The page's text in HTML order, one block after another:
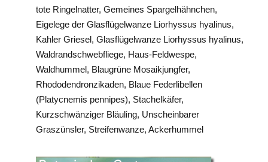
tote Ringelnatter, Gemeines Spargelhähnchen,
Eigelege der Glasflügelwanze Liorhyssus hyalinus,
Kahler Griesel, Glasflügelwanze Liorhyssus hyalinus,
Waldrandschwebfliege, Haus-Feldwespe,
Waldhummel, Blaugrüne Mosaikjungfer,
Rhododendronzikaden, Blaue Federlibellen
(Platycnemis pennipes), Stachelkäfer,
Kurzschwänziger Bläuling, Unscheinbarer
Graszünsler, Streifenwanze, Ackerhummel